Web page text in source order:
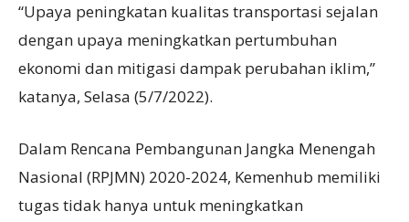
“Upaya peningkatan kualitas transportasi sejalan
dengan upaya meningkatkan pertumbuhan
ekonomi dan mitigasi dampak perubahan iklim,”
katanya, Selasa (5/7/2022).
Dalam Rencana Pembangunan Jangka Menengah
Nasional (RPJMN) 2020-2024, Kemenhub memiliki
tugas tidak hanya untuk meningkatkan